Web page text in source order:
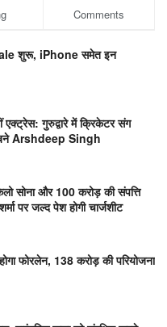
Comments
शुरू, iPhone समेत इन
एक्ट्रेस: गुरुद्वारे में क्रिकेटर संग
बने Arshdeep Singh
सोना और 100 करोड़ की संपत्ति
पर जल्द पेश होगी चार्जशीट
फोरलेन, 138 करोड़ की परियोजना